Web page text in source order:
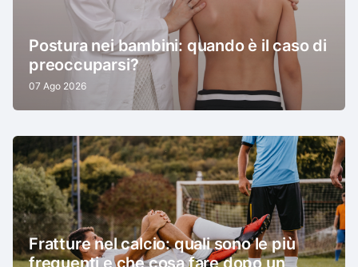
Postura nei bambini: quando è il caso di
preoccuparsi?
07 Ago 2026
Fratture nel calcio: quali sono le più
frequenti e che cosa fare dopo un